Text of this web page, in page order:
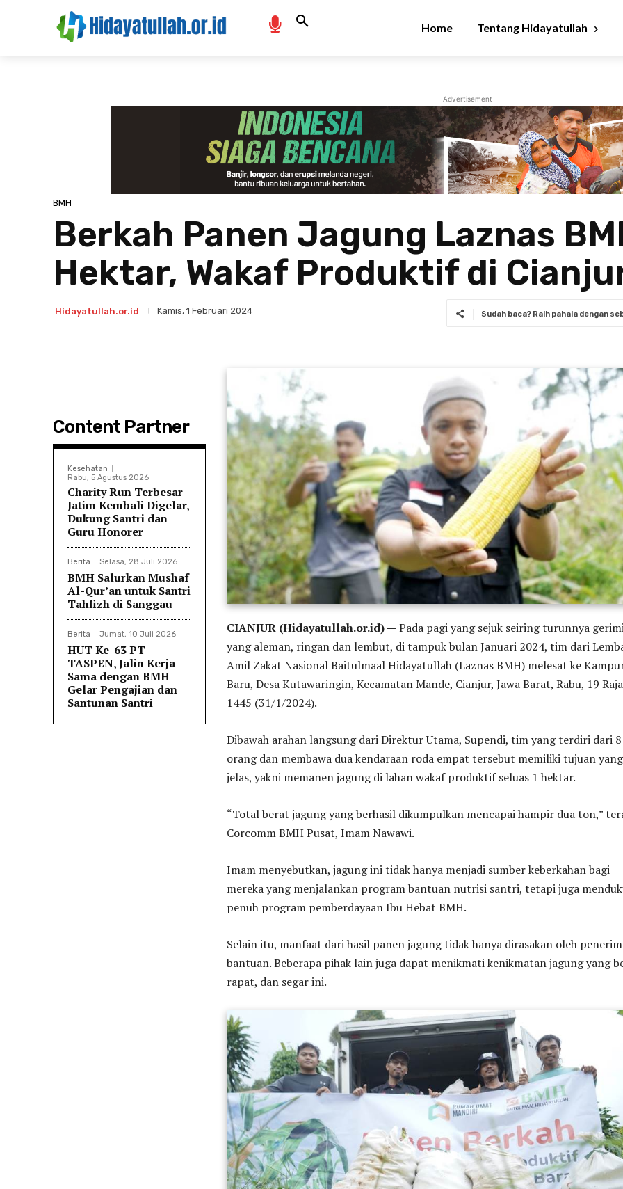
Home Tentang Hidayatullah
Advertisement
BMH
Berkah Panen Jagung Laznas
Hektar, Wakaf Produktif di
Hidayatullah.or.id Kamis, 1 Februari 2024 Sudah baca? Raih pahala dengan
Content Partner
Kesehatan
Rabu, 5 Agustus 2026
Charity Run Terbesar
Jatim Kembali Digelar,
Dukung Santri dan
Guru Honorer
Berita Selasa, 28 Juli 2026
BMH Salurkan Mushaf
Al-Qur’an untuk Santri
Tahfizh di Sanggau
Berita Jumat, 10 Juli 2026
HUT Ke-63 PT
TASPEN, Jalin Kerja
Sama dengan BMH
Gelar Pengajian dan
Santunan Santri
CIANJUR (Hidayatullah.or.id) — Pada pagi yang sejuk seiring turunnya
yang aleman, ringan dan lembut, di tampuk bulan Januari 2024, tim dari
Amil Zakat Nasional Baitulmaal Hidayatullah (Laznas BMH) melesat ke
Baru, Desa Kutawaringin, Kecamatan Mande, Cianjur, Jawa Barat, Rabu, 19
1445 (31/1/2024).
Dibawah arahan langsung dari Direktur Utama, Supendi, tim yang terdiri dari 8
orang dan membawa dua kendaraan roda empat tersebut memiliki tujuan yang
jelas, yakni memanen jagung di lahan wakaf produktif seluas 1 hektar.
“Total berat jagung yang berhasil dikumpulkan mencapai hampir dua ton,”
Corcomm BMH Pusat, Imam Nawawi.
Imam menyebutkan, jagung ini tidak hanya menjadi sumber keberkahan bagi
mereka yang menjalankan program bantuan nutrisi santri, tetapi juga
penuh program pemberdayaan Ibu Hebat BMH.
Selain itu, manfaat dari hasil panen jagung tidak hanya dirasakan oleh
bantuan. Beberapa pihak lain juga dapat menikmati kenikmatan jagung yang
rapat, dan segar ini.